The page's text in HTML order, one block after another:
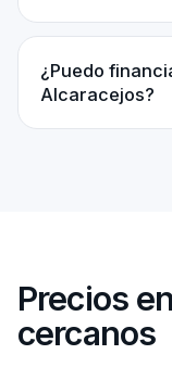
¿Puedo
Alcaracejos?
Precios
cercanos